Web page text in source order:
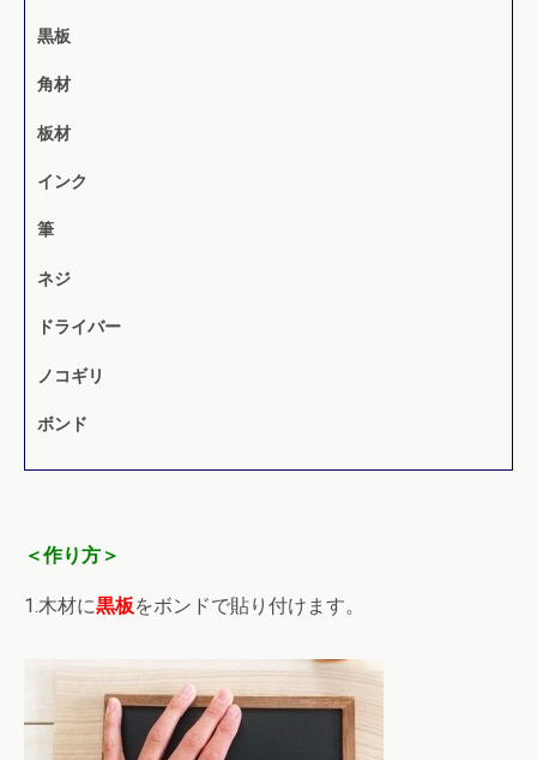
黒板
角材
板材
インク
筆
ネジ
ドライバー
ノコギリ
ボンド
＜作り方＞
1.木材に黒板をボンドで貼り付けます。